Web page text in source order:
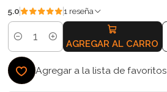
5.0 1 reseña
Cantidad AGREGAR AL CARRO
Agregar a la lista de favoritos